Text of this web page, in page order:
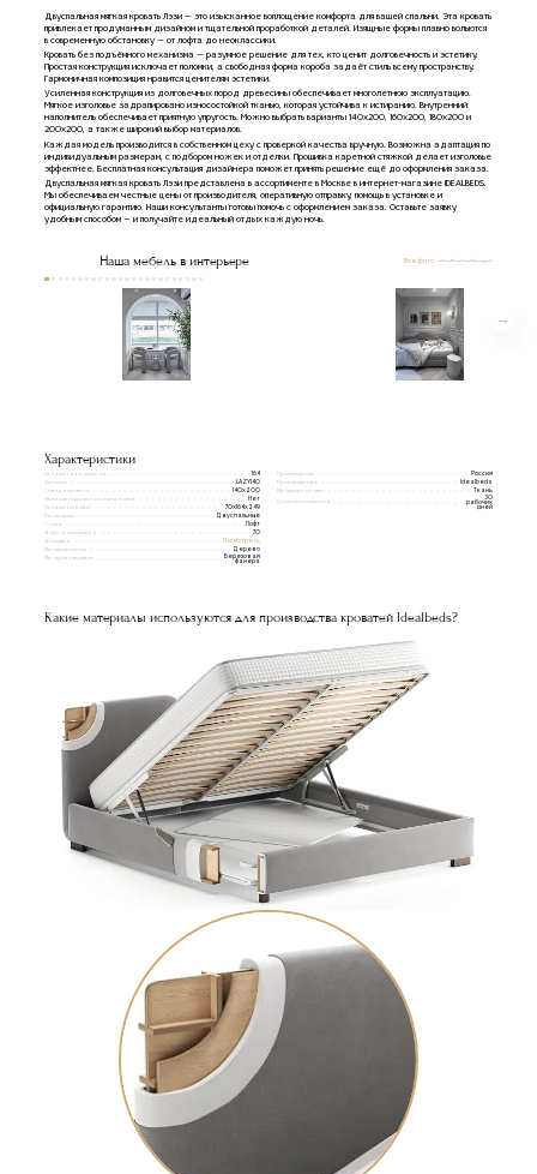
Двуспальная мягкая кровать Лэзи — это изысканное воплощение комфорта для вашей спальни. Эта кровать
привлекает продуманным дизайном и тщательной проработкой деталей. Изящные формы плавно вольются
в современную обстановку — от лофта до неоклассики.
Кровать без подъёмного механизма — разумное решение для тех, кто ценит долговечность и эстетику.
Простая конструкция исключает поломки, а свободная форма короба задаёт стиль всему пространству.
Гармоничная композиция нравится ценителям эстетики.
Усиленная конструкция из долговечных пород древесины обеспечивает многолетнюю эксплуатацию.
Мягкое изголовье задрапировано износостойкой тканью, которая устойчива к истиранию. Внутренний
наполнитель обеспечивает приятную упругость. Можно выбрать варианты 140х200, 160х200, 180х200 и
200х200, а также широкий выбор материалов.
Каждая модель производится в собственном цеху с проверкой качества вручную. Возможна адаптация по
индивидуальным размерам, с подбором ножек и отделки. Прошивка каретной стяжкой делает изголовье
эффектнее. Бесплатная консультация дизайнера поможет принять решение ещё до оформления заказа.
Двуспальная мягкая кровать Лэзи представлена в ассортименте в Москве в интернет-магазине IDEALBEDS.
Мы обеспечиваем честные цены от производителя, оперативную отправку, помощь в установке и
официальную гарантию. Наши консультанты готовы помочь с оформлением заказа. Оставьте заявку
удобным способом — и получайте идеальный отдых каждую ночь.
Наша мебель в интерьере Все фото
Характеристики
Габаритная ширина
164
Артикул
LAZY140
Спальное место
140x200
Наличие подъемного механизма
Нет
Габариты(ВxШxГ)
70x164x249
Категории
Двуспальные
Стиль
Лофт
Высота изголовья
70
3D модель
Посмотреть
Материал опор
Дерево
Материал каркаса
Березовая
фанера
Производство
Россия
Производитель
Idealbeds
Материал обивки
Ткань
Срок изготовления
30
рабочих
дней
Какие материалы используются для производства кроватей Idealbeds?